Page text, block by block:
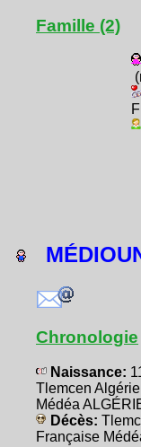
Famille (2)
Chronologie
Naissance:
Tlemcen
Médéa
Décès:
Française